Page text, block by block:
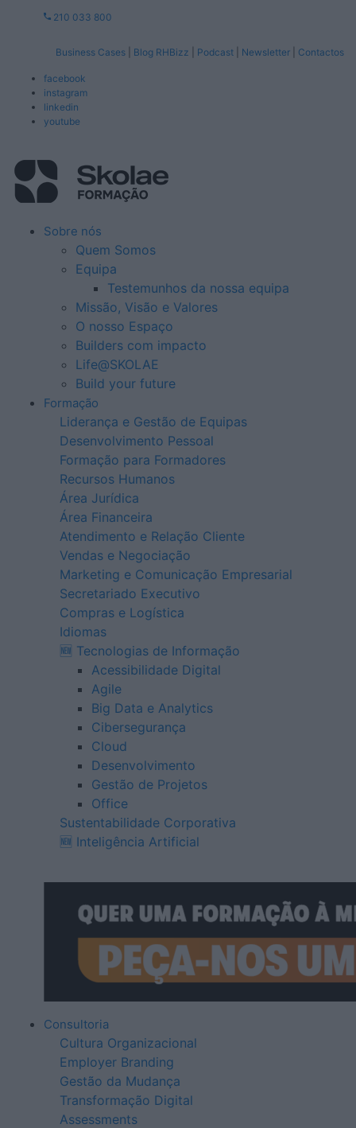
210 033 800
Business Cases Blog RHBizz Podcast Newsletter Contactos
facebook
instagram
linkedin
youtube
Sobre nós
Quem Somos
Equipa
Testemunhos da nossa equipa
Missão, Visão e Valores
O nosso Espaço
Builders com impacto
Life@SKOLAE
Build your future
Formação
Liderança e Gestão de Equipas
Desenvolvimento Pessoal
Formação para Formadores
Recursos Humanos
Área Jurídica
Área Financeira
Atendimento e Relação Cliente
Vendas e Negociação
Marketing e Comunicação Empresarial
Secretariado Executivo
Compras e Logística
Idiomas
🆕 Tecnologias de Informação
Acessibilidade Digital
Agile
Big Data e Analytics
Cibersegurança
Cloud
Desenvolvimento
Gestão de Projetos
Office
Sustentabilidade Corporativa
🆕 Inteligência Artificial
Consultoria
Cultura Organizacional
Employer Branding
Gestão da Mudança
Transformação Digital
Assessments